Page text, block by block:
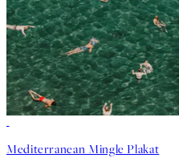
Mediterranean Mingle Plakat